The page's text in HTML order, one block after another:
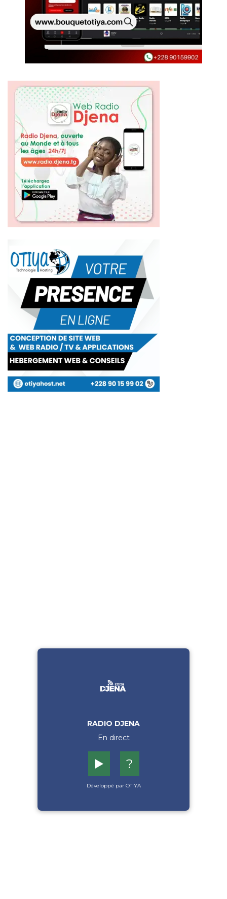
RADIO DJENA
En direct
▶️ ?
Développé par OTIYA